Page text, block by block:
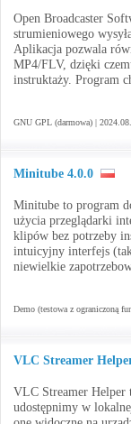
Open Broadcaster
strumieniowego
Aplikacja pozwala
MP4/FLV, dzięki
instruktaży. Program
GNU GPL (darmowa) |
Minitube 4.0.0
Minitube to program
użycia przeglądarki
klipów bez potrzeby
intuicyjny interfejs
niewielkie
Demo (testowa z ograniczoną
VLC Streamer
VLC Streamer Helper
udostępnimy w